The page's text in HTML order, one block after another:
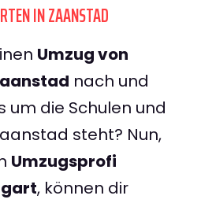
IN ZAANSTAD
Umzug von
nach und
um die Schulen und
steht? Nun,
Umzugsprofi
, können dir